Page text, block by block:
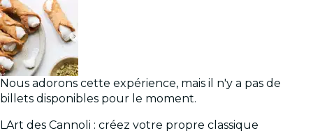
Nous adorons cette expérience, mais il n'y a pas de
billets disponibles pour le moment.
LArt des Cannoli : créez votre propre classique